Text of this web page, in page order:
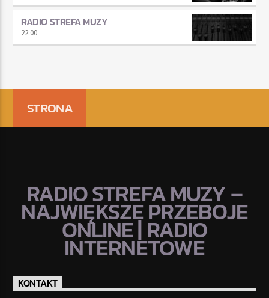
RADIO STREFA MUZY
22:00
STRONA
RADIO STREFA MUZY –
NAJWIĘKSZE PRZEBOJE
ONLINE | RADIO
INTERNETOWE
KONTAKT